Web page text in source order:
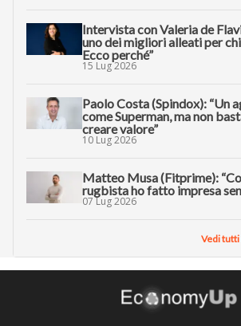
Intervista con Valeria de
uno dei migliori alleati per
Ecco perché”
15 Lug 2026
Paolo Costa (Spindox): “Un
come Superman, ma non
creare valore”
10 Lug 2026
Matteo Musa (Fitprime):
rugbista ho fatto impresa
07 Lug 2026
Vedi